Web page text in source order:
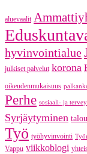
aluevaalit
hyvinvointialue
julkiset palvelut korona
oikeudenmukaisuus
Perhe sosiaali- ja
Syrjäytyminen
Työ työhyvinvointi
Vappu viikkoblogi